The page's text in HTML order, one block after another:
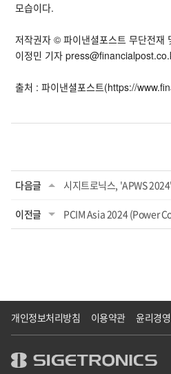
모습이다.
저작권자 © 파이낸셜포스트 무단전재
이정민 기자
출처 : 파이낸셜포스트(https://
다음글
이전글
개인정보처리방침 이용약관 윤리경영